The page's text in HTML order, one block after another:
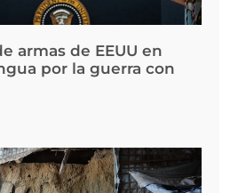
armas de EEUU en
por la guerra con